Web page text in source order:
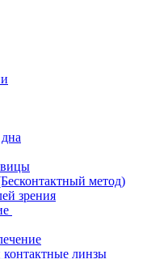
метод)
зрения
линзы